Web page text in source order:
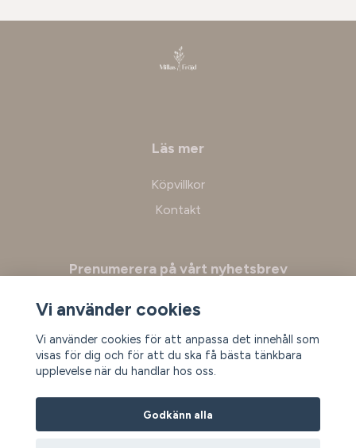
Läs mer
Köpvillkor
Kontakt
Prenumerera på vårt nyhetsbrev
Vi använder cookies
Vi använder cookies för att anpassa det innehåll som
visas för dig och för att du ska få bästa tänkbara
upplevelse när du handlar hos oss.
Godkänn alla